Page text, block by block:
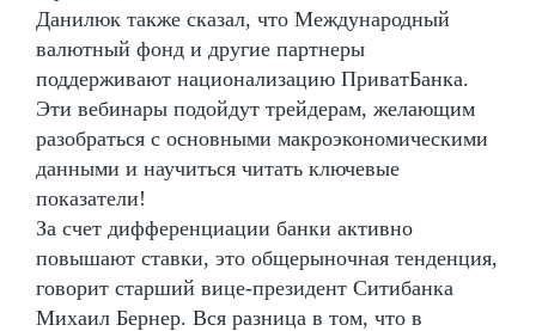
Данилюк также сказал, что Международный
валютный фонд и другие партнеры
поддерживают национализацию ПриватБанка.
Эти вебинары подойдут трейдерам, желающим
разобраться с основными макроэкономическими
данными и научиться читать ключевые
показатели!
За счет дифференциации банки активно
повышают ставки, это общерыночная тенденция,
говорит старший вице-президент Ситибанка
Михаил Бернер. Вся разница в том, что в